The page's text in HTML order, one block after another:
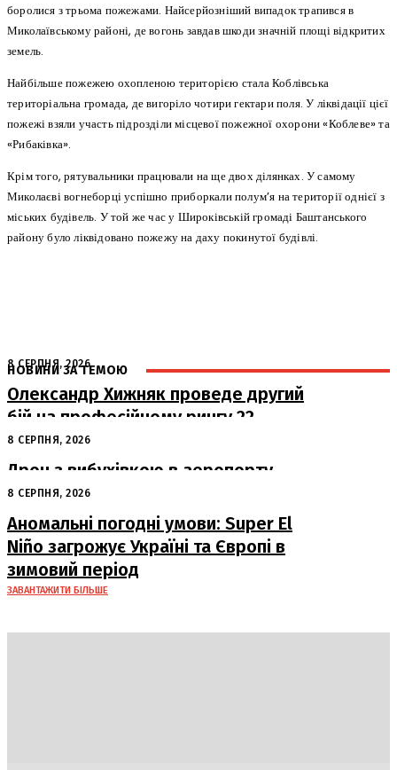
боролися з трьома пожежами. Найсерйозніший випадок трапився в
Миколаївському районі, де вогонь завдав шкоди значній площі відкритих
земель.
Найбільше пожежею охопленою територією стала Коблівська
територіальна громада, де вигоріло чотири гектари поля. У ліквідації цієї
пожежі взяли участь підрозділи місцевої пожежної охорони «Коблеве» та
«Рибаківка».
Крім того, рятувальники працювали на ще двох ділянках. У самому
Миколаєві вогнеборці успішно приборкали полум’я на території однієї з
міських будівель. У той же час у Широківській громаді Баштанського
району було ліквідовано пожежу на даху покинутої будівлі.
НОВИНИ ЗА ТЕМОЮ
8 СЕРПНЯ, 2026
Олександр Хижняк проведе другий
бій на професійному рингу 22
серпня у Львові
8 СЕРПНЯ, 2026
Дрон з вибухівкою в аеропорту
Лейпцига: США підозрюють Росію
8 СЕРПНЯ, 2026
Аномальні погодні умови: Super El
Niño загрожує Україні та Європі в
зимовий період
ЗАВАНТАЖИТИ БІЛЬШЕ